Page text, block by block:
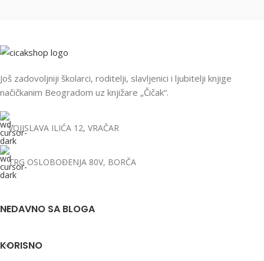
Još zadovoljniji školarci, roditelji, slavljenici i ljubitelji knjige
načičkanim Beogradom uz knjižare „Čičak“.
VOJISLAVA ILIĆA 12, VRAČAR
TRG OSLOBOĐENJA 80V, BORČA
NEDAVNO SA BLOGA
KORISNO